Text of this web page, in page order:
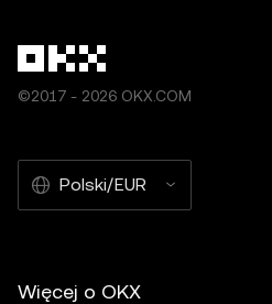
©2017 - 2026 OKX.COM
Polski/EUR
Więcej o OKX